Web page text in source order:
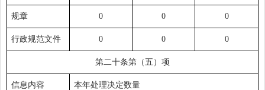
规章 0 0 0
行政规范文件 0 0 0
第二十条第（五）项
信息内容 本年处理决定数量